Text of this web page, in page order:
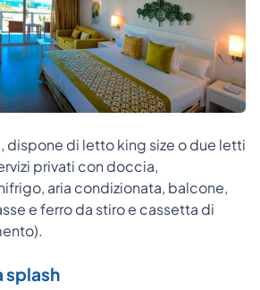
dispone di letto king size o due letti
privati con doccia,
aria condizionata, balcone,
e ferro da stiro e cassetta di
splash